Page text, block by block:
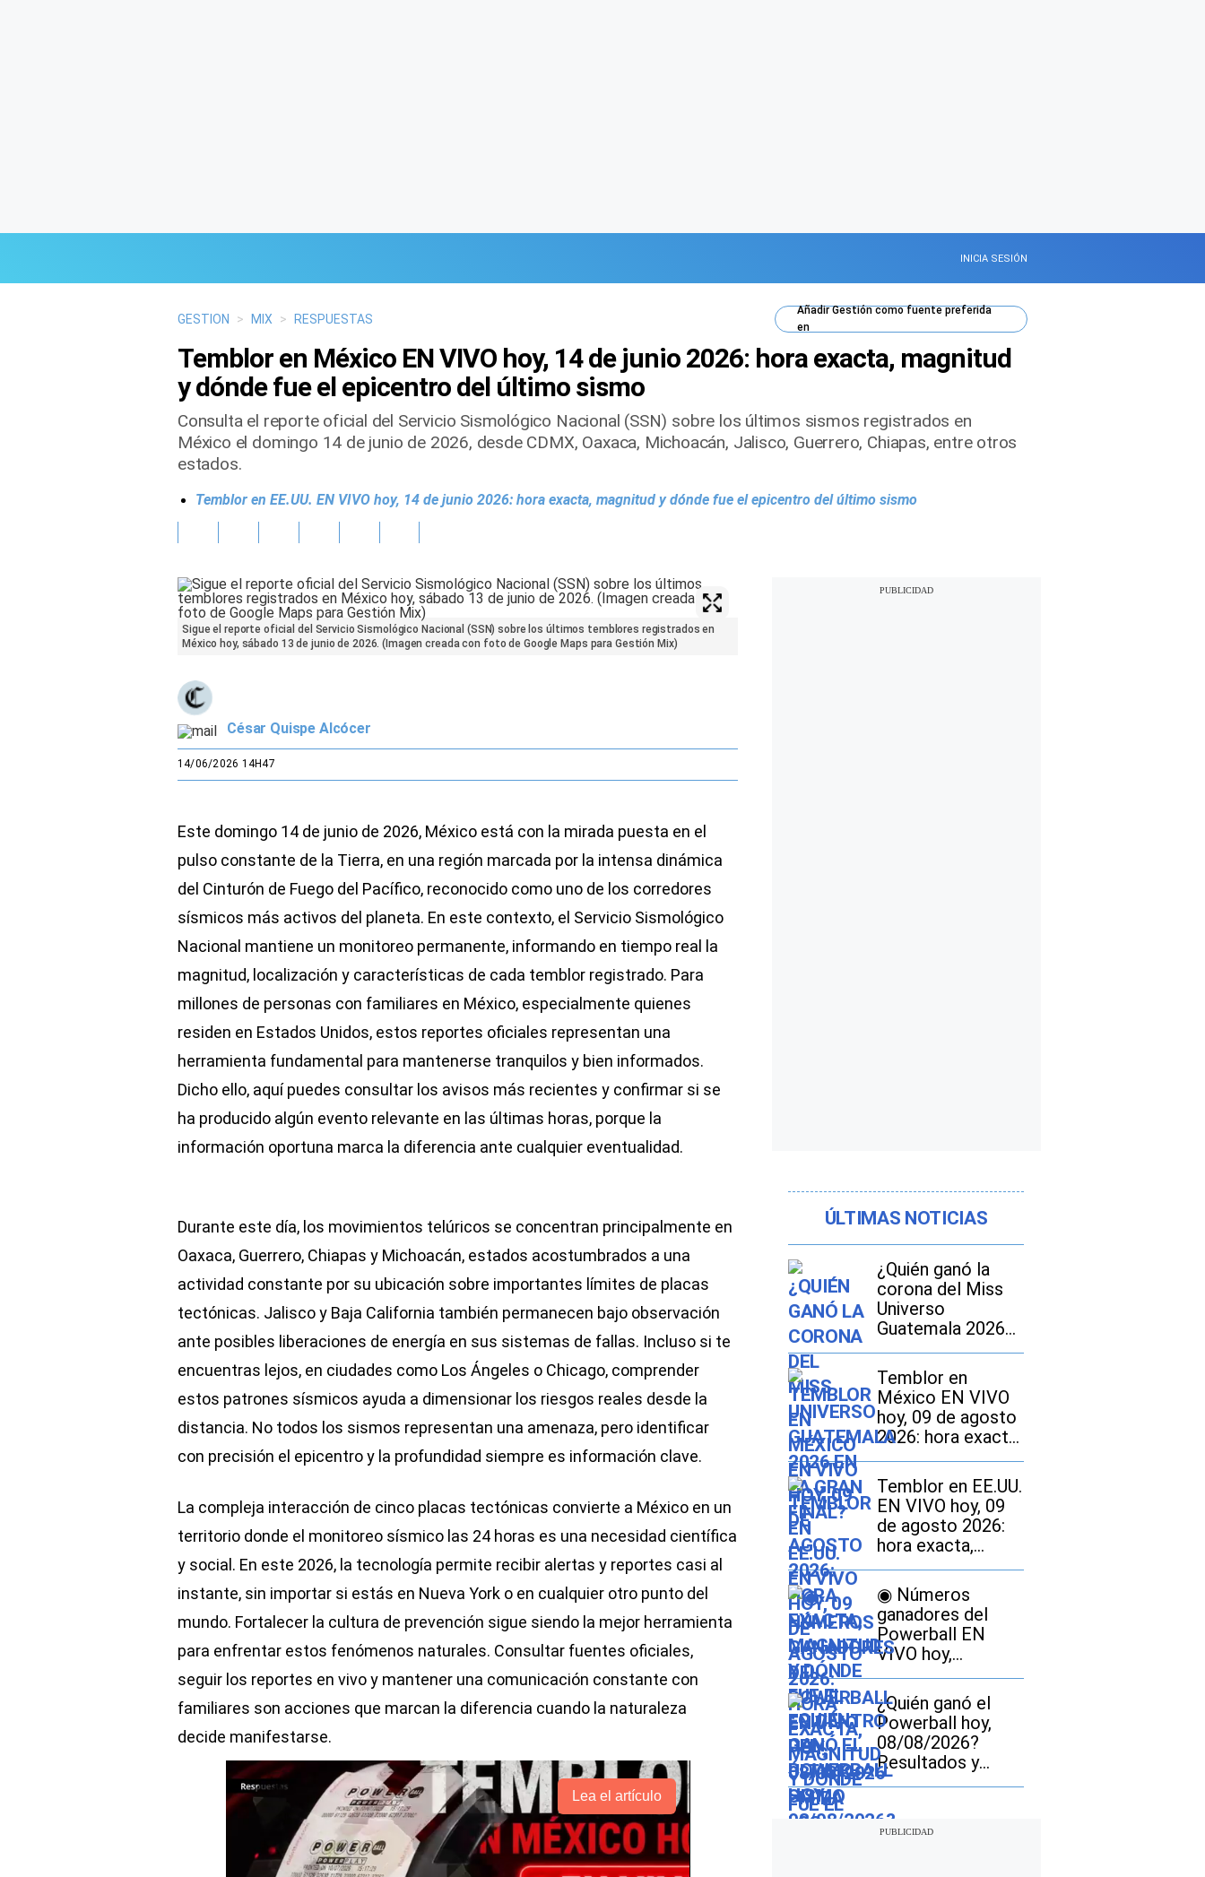
INICIA SESIÓN
GESTION > MIX > RESPUESTAS
AñadirGestióncomo fuente preferida
en
Temblor en México EN VIVO hoy, 14 de junio 2026: hora exacta, magnitud
y dónde fue el epicentro del último sismo
Consulta el reporte oficial del Servicio Sismológico Nacional (SSN) sobre los últimos sismos registrados en
México el domingo 14 de junio de 2026, desde CDMX, Oaxaca, Michoacán, Jalisco, Guerrero, Chiapas, entre otros
estados.
Temblor en EE.UU. EN VIVO hoy, 14 de junio 2026: hora exacta, magnitud y dónde fue el epicentro del último sismo
Sigue el reporte oficial del Servicio Sismológico Nacional (SSN) sobre los últimos temblores registrados en
México hoy, sábado 13 de junio de 2026. (Imagen creada con foto de Google Maps para Gestión Mix)
César Quispe Alcócer
14/06/2026 14H47
Este domingo 14 de junio de 2026, México está con la mirada puesta en el
pulso constante de la Tierra, en una región marcada por la intensa dinámica
del Cinturón de Fuego del Pacífico, reconocido como uno de los corredores
sísmicos más activos del planeta. En este contexto, el Servicio Sismológico
Nacional mantiene un monitoreo permanente, informando en tiempo real la
magnitud, localización y características de cada temblor registrado. Para
millones de personas con familiares en México, especialmente quienes
residen en Estados Unidos, estos reportes oficiales representan una
herramienta fundamental para mantenerse tranquilos y bien informados.
Dicho ello, aquí puedes consultar los avisos más recientes y confirmar si se
ha producido algún evento relevante en las últimas horas, porque la
información oportuna marca la diferencia ante cualquier eventualidad.
Durante este día, los movimientos telúricos se concentran principalmente en
Oaxaca, Guerrero, Chiapas y Michoacán, estados acostumbrados a una
actividad constante por su ubicación sobre importantes límites de placas
tectónicas. Jalisco y Baja California también permanecen bajo observación
ante posibles liberaciones de energía en sus sistemas de fallas. Incluso si te
encuentras lejos, en ciudades como Los Ángeles o Chicago, comprender
estos patrones sísmicos ayuda a dimensionar los riesgos reales desde la
distancia. No todos los sismos representan una amenaza, pero identificar
con precisión el epicentro y la profundidad siempre es información clave.
La compleja interacción de cinco placas tectónicas convierte a México en un
territorio donde el monitoreo sísmico las 24 horas es una necesidad científica
y social. En este 2026, la tecnología permite recibir alertas y reportes casi al
instante, sin importar si estás en Nueva York o en cualquier otro punto del
mundo. Fortalecer la cultura de prevención sigue siendo la mejor herramienta
para enfrentar estos fenómenos naturales. Consultar fuentes oficiales,
seguir los reportes en vivo y mantener una comunicación constante con
familiares son acciones que marcan la diferencia cuando la naturaleza
decide manifestarse.
Lea el artículo
ÚLTIMAS NOTICIAS
¿Quién ganó la
corona del Miss
Universo
Guatemala 2026
en la gran final?
Temblor en
México EN VIVO
hoy, 09 de agosto
2026: hora exacta,
magnitud y dónde
fue el epicentro
del último sismo
Temblor en EE.UU.
EN VIVO hoy, 09
de agosto 2026:
hora exacta,
magnitud y dónde
fue el epicentro
del último sismo
◉ Números
ganadores del
Powerball EN
VIVO hoy,
08/08/2026 - mira
los resultados del
sorteo de $856
millones
¿Quién ganó el
Powerball hoy,
08/08/2026?
Resultados y
números
jackpot de $856
millones en EE.UU.